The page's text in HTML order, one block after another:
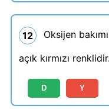
12
Oksijen
açık kırmızı renklidir.
D Y